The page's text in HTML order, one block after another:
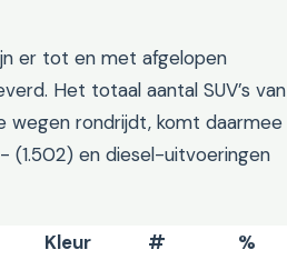
er tot en met afgelopen
Het totaal aantal SUV’s van
wegen rondrijdt, komt daarmee
(1.502) en diesel-uitvoeringen
Kleur # %